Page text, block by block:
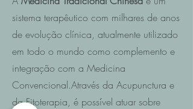
sistema terapêutico com milhares de anos
de evolução clínica, atualmente utilizado
em todo o mundo como complemento e
integração com a Medicina
Convencional.Através da Acupunctura e
da Fitoterapia, é possível atuar sobre